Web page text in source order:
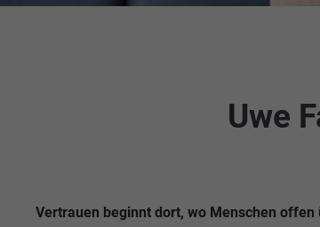
Uwe
Vertrauen beginnt dort, wo Menschen offen